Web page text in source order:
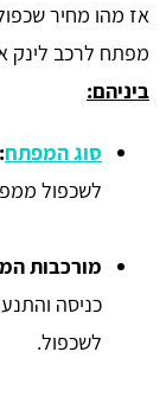
אז מהו מחיר
מפתח לרכב לינק
ביניהם:
סוג המפתח:
לשכפול
מורכבות
לשכפול.